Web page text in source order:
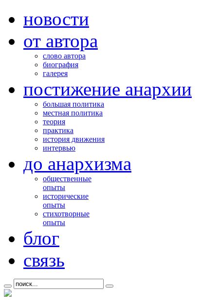
новости
от автора
слово автора
биография
галерея
постижение анархии
большая политика
местная политика
теория
практика
история движения
интервью
до анархизма
общественные
опыты
исторические
опыты
стихотворные
опыты
блог
связь